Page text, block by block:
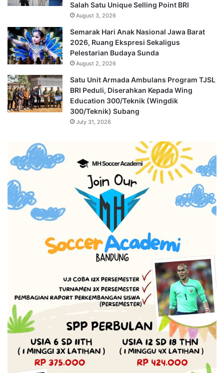
Salah Satu Unique Selling Point BRI
August 3, 2026
Semarak Hari Anak Nasional Jawa Barat
2026, Ruang Ekspresi Sekaligus
Pelestarian Budaya Sunda
August 2, 2026
Satu Unit Armada Ambulans Program TJSL
BRI Peduli, Diserahkan Kepada Wing
Education 300/Teknik (Wingdik
300/Teknik) Subang
July 31, 2026